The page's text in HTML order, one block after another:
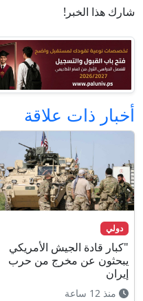
شارك هذا الخبر!
أخبار ذات علاقة
دولي
"كبار قادة الجيش الأمريكي
يبحثون عن مخرج من حرب
إيران
منذ 12 ساعة